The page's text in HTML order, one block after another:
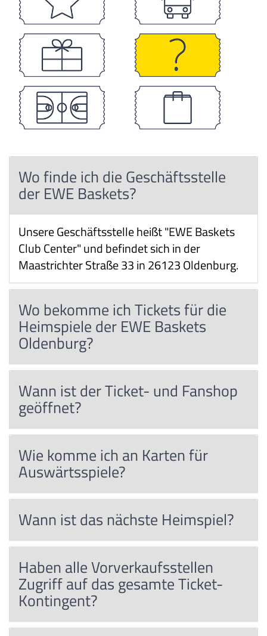
Wo finde ich die Geschäftsstelle
der EWE Baskets?
Unsere Geschäftsstelle heißt "EWE Baskets
Club Center" und befindet sich in der
Maastrichter Straße 33 in 26123 Oldenburg.
Wo bekomme ich Tickets für die
Heimspiele der EWE Baskets
Oldenburg?
Wann ist der Ticket- und Fanshop
geöffnet?
Wie komme ich an Karten für
Auswärtsspiele?
Wann ist das nächste Heimspiel?
Haben alle Vorverkaufsstellen
Zugriff auf das gesamte Ticket-
Kontingent?